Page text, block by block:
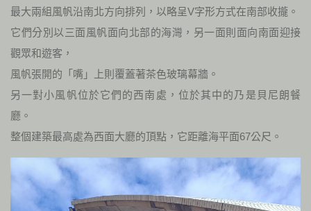
最大兩組風帆沿南北方向排列，以略呈V字形方式在南部收攏。
它們分別以三面風帆面向北部的海灣，另一面則面向南面迎接
觀眾和遊客，
風帆張開的「嘴」上則覆蓋著茶色玻璃幕牆。
另一對小風帆位於它們的西南處，位於其中的乃是貝尼朗餐
廳。
整個建築最高處為西面大廳的頂點，它距離海平面67公尺。